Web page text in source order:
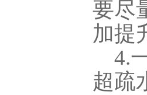
要尽
加提
4.
超疏